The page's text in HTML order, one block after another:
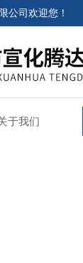
公司欢迎您！
于我们